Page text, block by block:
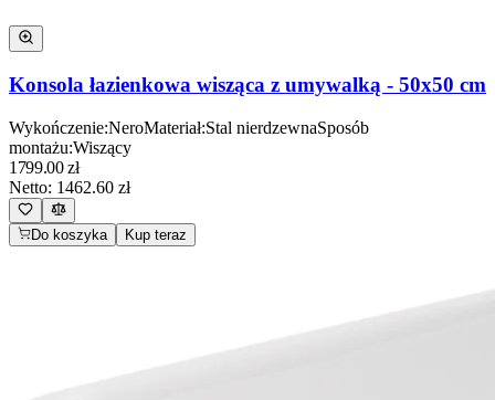
Konsola łazienkowa wisząca z umywalką - 50x50 cm
Wykończenie:NeroMateriał:Stal nierdzewnaSposób
montażu:Wiszący
1799.00zł
Netto: 1462.60 zł
Do koszyka Kup teraz